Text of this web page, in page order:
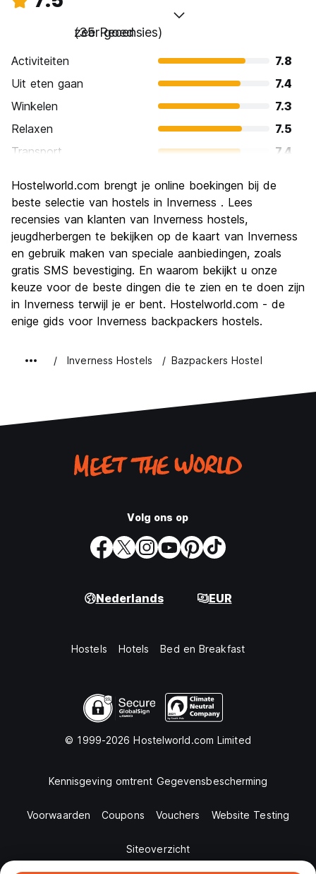
zeer goed
(35 Recensies)
Activiteiten
7.8
Uit eten gaan
7.4
Winkelen
7.3
Relaxen
7.5
Transport
7.4
Cultuur
Uitgaan
Waarde voor uw geld
7.8
Hostelworld.com brengt je online boekingen bij de
beste selectie van hostels in Inverness . Lees
recensies van klanten van Inverness hostels,
jeugdherbergen te bekijken op de kaart van Inverness
en gebruik maken van speciale aanbiedingen, zoals
gratis SMS bevestiging. En waarom bekijkt u onze
keuze voor de beste dingen die te zien en te doen zijn
in Inverness terwijl je er bent. Hostelworld.com - de
enige gids voor Inverness backpackers hostels.
Inverness Hostels Bazpackers Hostel
Volg ons op
Nederlands EUR
Hostels Hotels Bed en Breakfast
© 1999-2026 Hostelworld.com Limited
Kennisgeving omtrent Gegevensbescherming
Voorwaarden Coupons Vouchers Website Testing
Siteoverzicht